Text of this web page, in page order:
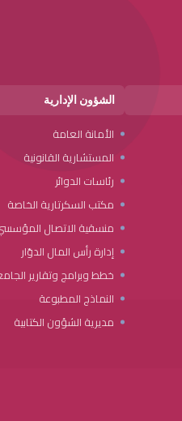
الشؤون الإدارية
الأمانة العامة
المستشارية القانونية
رئاسات الدوائر
مكتب السكرتارية الخاصة
منسقية الاتصال
إدارة رأس المال الدوّار
خطط وبرامج وتقارير
النماذج المطبوعة
مديرية الشؤون الكتابية